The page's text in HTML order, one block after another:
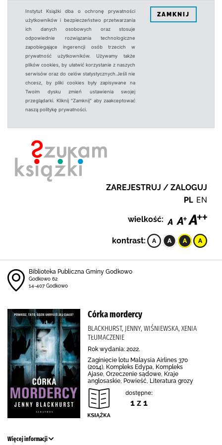
Instytut Książki dba o ochronę prywatności
użytkowników i bezpieczeństwo przetwarzania
ich danych osobowych oraz stosuje
odpowiednie rozwiązania technologiczne
zapobiegające ingerencji osób trzecich w
prywatność użytkowników. Używamy także
plików cookies, by ułatwić korzystanie z naszych
serwisów oraz do celów statystycznych.Jeśli nie
chcesz, by pliki cookies były zapisywane na
Twoim dysku zmień ustawienia swojej
przeglądarki. Kliknij "Zamknij" aby zaakceptować
naszą politykę prywatności.
ZAMKNIJ
ZAREJESTRUJ / ZALOGUJ
PL EN
wielkość:
kontrast:
Biblioteka Publiczna Gminy Godkowo
Godkowo 62
14-407 Godkowo
Córka mordercy
BLACKHURST, JENNY, WIŚNIEWSKA, XENIA
TŁUMACZENIE
Rok wydania: 2022.
Zaginięcie lotu Malaysia Airlines 370
(2014), Kompleks Edypa, Kompleks
Ajase, Orzeczenie sądowe, Kraje
anglosaskie, Powieść, Literatura grozy
dostępne:
1 z 1
Więcej informacji